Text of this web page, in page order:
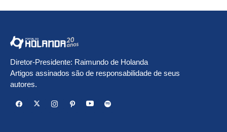
Diretor-Presidente: Raimundo de Holanda
Artigos assinados são de responsabilidade de seus
autores.